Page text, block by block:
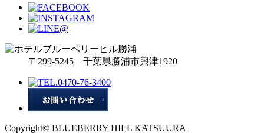
〒299-5245 千葉県勝浦市興津1920
Copyright© BLUEBERRY HILL KATSUURA